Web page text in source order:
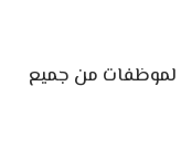
من جميع